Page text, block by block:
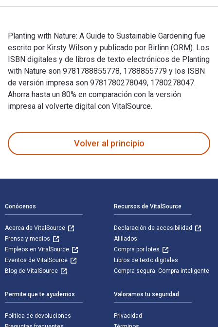
Planting with Nature: A Guide to Sustainable Gardening fue
escrito por Kirsty Wilson y publicado por Birlinn (ORM). Los
ISBN digitales y de libros de texto electrónicos de Planting
with Nature son 9781788855778, 1788855779 y los ISBN
de versión impresa son 9781780278049, 1780278047.
Ahorra hasta un 80% en comparación con la versión
impresa al volverte digital con VitalSource.
Volver al principio
Conócenos
Acerca de VitalSource
Prensa y medios
Empleos en VitalSource
Eventos de VitalSource
Blog de VitalSource
Recursos de VitalSource
Declaración de accesibilidad
Afiliados
Compra por lotes
Libros de texto digitales
Compra segura. Compra inteligente
Permite que te ayudemos
Política de devoluciones
Valoramos tu seguridad
Privacidad